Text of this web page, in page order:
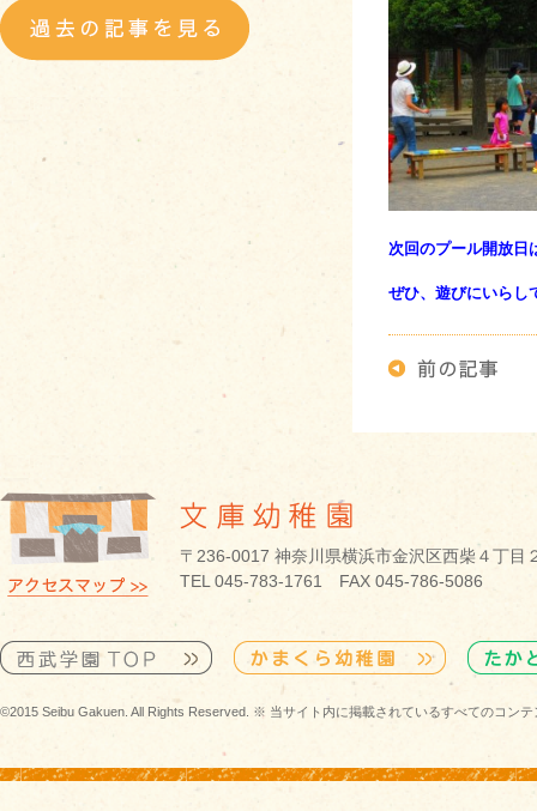
次回のプール開放日
ぜひ、遊びにいらし
〒236-0017 神奈川県横浜市金沢区西柴４丁
TEL 045-783-1761 FAX 045-786-5086
©2015 Seibu Gakuen. All Rights Reserved. ※ 当サイト内に掲載されているすべてのコン